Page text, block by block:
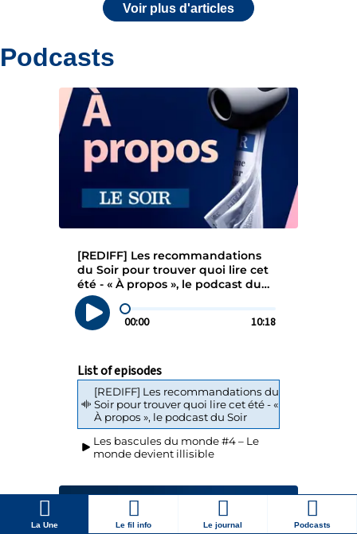
La Une Le fil info Le journal Podcasts
Voir plus d'articles
Podcasts